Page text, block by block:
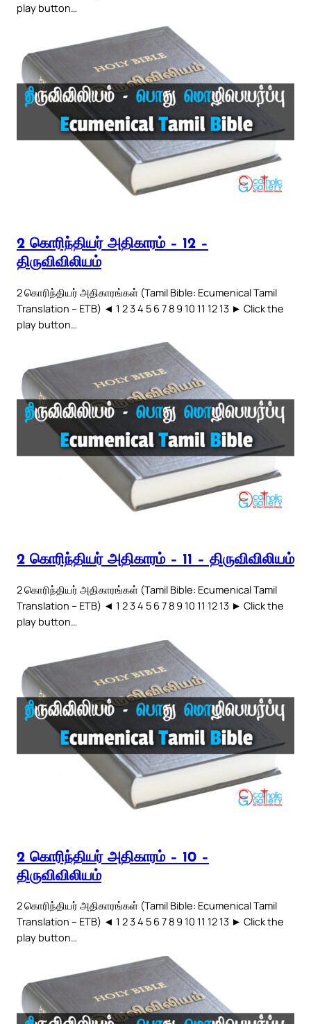
play button…
2 கொரிந்தியர் அதிகாரம் – 12 –
திருவிவிலியம்
2 கொரிந்தியர் அதிகாரங்கள் (Tamil Bible: Ecumenical Tamil
Translation – ETB) ◄ 1 2 3 4 5 6 7 8 9 10 11 12 13 ► Click the
play button…
2 கொரிந்தியர் அதிகாரம் – 11 – திருவிவிலியம்
2 கொரிந்தியர் அதிகாரங்கள் (Tamil Bible: Ecumenical Tamil
Translation – ETB) ◄ 1 2 3 4 5 6 7 8 9 10 11 12 13 ► Click the
play button…
2 கொரிந்தியர் அதிகாரம் – 10 –
திருவிவிலியம்
2 கொரிந்தியர் அதிகாரங்கள் (Tamil Bible: Ecumenical Tamil
Translation – ETB) ◄ 1 2 3 4 5 6 7 8 9 10 11 12 13 ► Click the
play button…